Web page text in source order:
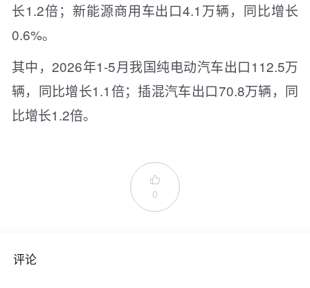
长1.2倍；新能源商用车出口4.1万辆，同比增长
0.6%。
其中，2026年1-5月我国纯电动汽车出口112.5万
辆，同比增长1.1倍；插混汽车出口70.8万辆，同
比增长1.2倍。

0
评论